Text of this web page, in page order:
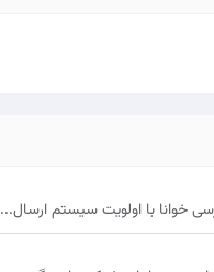
خوانا با اولویت سیستم ارسال...